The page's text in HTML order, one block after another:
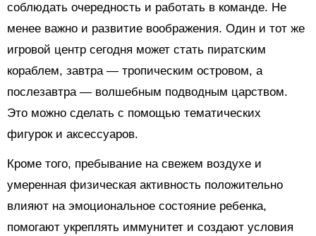
соблюдать очередность и работать в команде. Не
менее важно и развитие воображения. Один и тот же
игровой центр сегодня может стать пиратским
кораблем, завтра — тропическим островом, а
послезавтра — волшебным подводным царством.
Это можно сделать с помощью тематических
фигурок и аксессуаров.
Кроме того, пребывание на свежем воздухе и
умеренная физическая активность положительно
влияют на эмоциональное состояние ребенка,
помогают укреплять иммунитет и создают условия